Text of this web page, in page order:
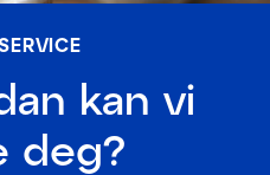
kan vi
deg?